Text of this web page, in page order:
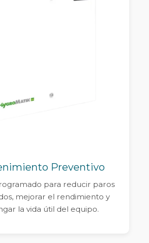
Preventivo
para reducir paros
mejorar el rendimiento y
la vida útil del equipo.